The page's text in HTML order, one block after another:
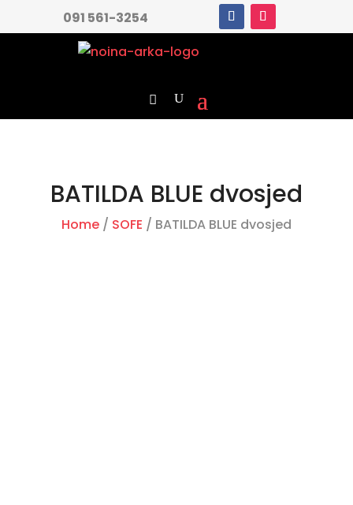
091 561-3254
BATILDA BLUE dvosjed
Home/ SOFE / BATILDA BLUE dvosjed